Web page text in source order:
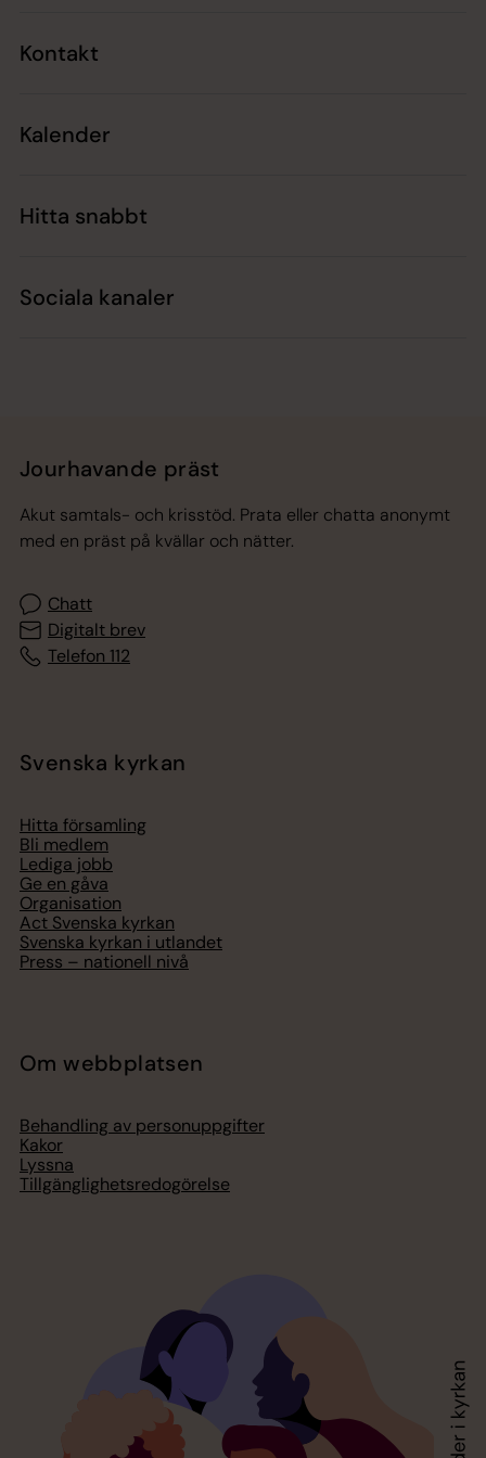
Kontakt
Kalender
Hitta snabbt
Sociala kanaler
Jourhavande präst
Akut samtals- och krisstöd. Prata eller chatta anonymt
med en präst på kvällar och nätter.
Chatt
Digitalt brev
Telefon 112
Svenska kyrkan
Hitta församling
Bli medlem
Lediga jobb
Ge en gåva
Organisation
Act Svenska kyrkan
Svenska kyrkan i utlandet
Press – nationell nivå
Om webbplatsen
Behandling av personuppgifter
Kakor
Lyssna
Tillgänglighetsredogörelse